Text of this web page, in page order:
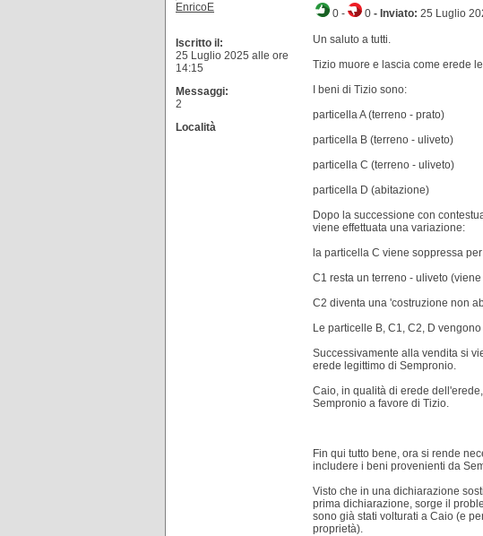
EnricoE
Iscritto il:
25 Luglio 2025 alle ore
14:15
Messaggi:
2
Località
0 - 0 - Inviato: 25 Luglio
Un saluto a tutti.
Tizio muore e lascia come erede
I beni di Tizio sono:
particella A (terreno - prato)
particella B (terreno - uliveto)
particella C (terreno - uliveto)
particella D (abitazione)
Dopo la successione con
viene effettuata una variazione:
la particella C viene soppressa
C1 resta un terreno - uliveto
C2 diventa una 'costruzione non
Le particelle B, C1, C2, D
Successivamente alla vendita si
erede legittimo di Sempronio.
Caio, in qualità di erede
Sempronio a favore di Tizio.
Fin qui tutto bene, ora si rende
includere i beni provenienti da
Visto che in una dichiarazione
prima dichiarazione, sorge il
sono già stati volturati a Caio (e
proprietà).